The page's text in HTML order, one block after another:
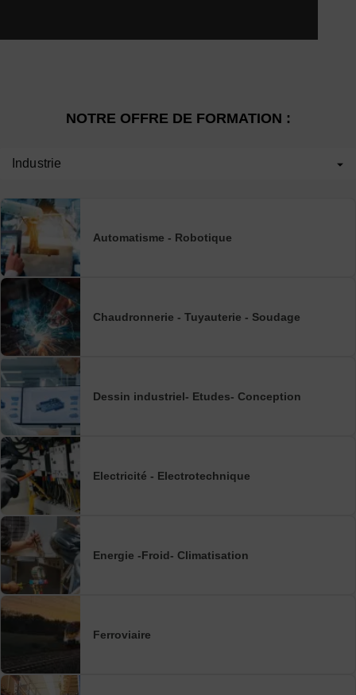
NOTRE OFFRE DE FORMATION :
Industrie
Automatisme - Robotique
Chaudronnerie - Tuyauterie - Soudage
Dessin industriel- Etudes- Conception
Electricité - Electrotechnique
Energie -Froid- Climatisation
Ferroviaire